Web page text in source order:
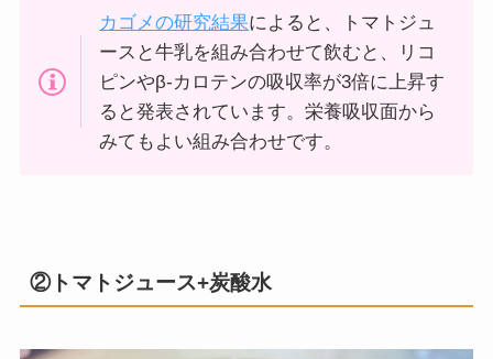
カゴメの研究結果によると、トマトジュ
ースと牛乳を組み合わせて飲むと、リコ
ピンやβ-カロテンの吸収率が3倍に上昇す
ると発表されています。栄養吸収面から
みてもよい組み合わせです。
②トマトジュース+炭酸水